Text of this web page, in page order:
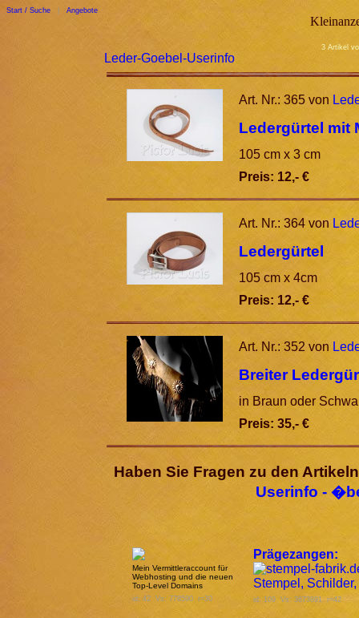
Start / Suche Angebote
3 Artikel
Leder-Goebel-Userinfo
Art. Nr.: 365 von
Ledergürtel mit
105 cm x 3 cm
Preis: 12,- €
Art. Nr.: 364 von
Ledergürtel
105 cm x 4cm
Preis: 12,- €
Art. Nr.: 352 von
Breiter
in Braun oder
Preis: 35,- €
Haben Sie Fragen zu den
Userinfo -
Mein Vermittleraccount für
Webhosting und die neuen
Top-Level Domains
id: 42 Vs: 778590 r=30
Prägezangen:
id: 109 Vs: 3673891 r=42